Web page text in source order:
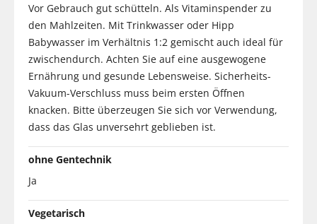
Vor Gebrauch gut schütteln. Als Vitaminspender zu
den Mahlzeiten. Mit Trinkwasser oder Hipp
Babywasser im Verhältnis 1:2 gemischt auch ideal für
zwischendurch. Achten Sie auf eine ausgewogene
Ernährung und gesunde Lebensweise. Sicherheits-
Vakuum-Verschluss muss beim ersten Öffnen
knacken. Bitte überzeugen Sie sich vor Verwendung,
dass das Glas unversehrt geblieben ist.
ohne Gentechnik
Ja
Vegetarisch